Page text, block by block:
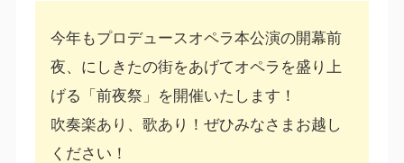
今年もプロデュースオペラ本公演の開幕前
夜、にしきたの街をあげてオペラを盛り上
げる「前夜祭」を開催いたします！
吹奏楽あり、歌あり！ぜひみなさまお越し
ください！